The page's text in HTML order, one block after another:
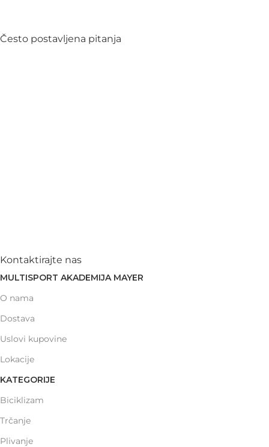
Često postavljena pitanja
Kontaktirajte nas
MULTISPORT AKADEMIJA MAYER
O nama
Dostava
Uslovi kupovine
Lokacije
KATEGORIJE
Biciklizam
Trčanje
Plivanje